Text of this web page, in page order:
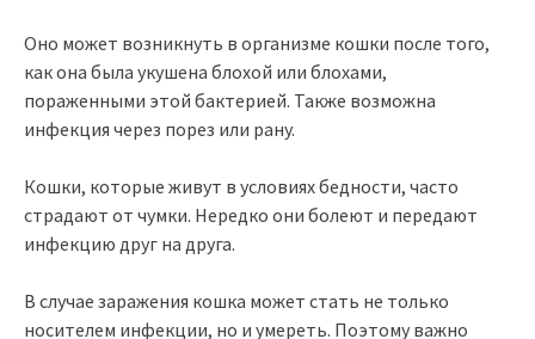
Оно может возникнуть в организме кошки после того,
как она была укушена блохой или блохами,
пораженными этой бактерией. Также возможна
инфекция через порез или рану.
Кошки, которые живут в условиях бедности, часто
страдают от чумки. Нередко они болеют и передают
инфекцию друг на друга.
В случае заражения кошка может стать не только
носителем инфекции, но и умереть. Поэтому важно